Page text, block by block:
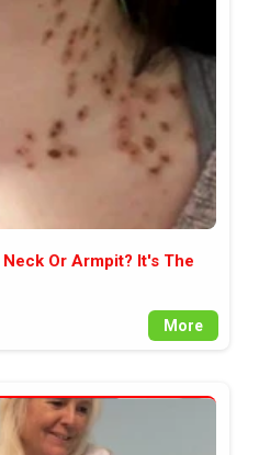
държим на
коректност от
Поднасяме ви
каквито са. В
потенциал.
Or Armpit? It's The
More